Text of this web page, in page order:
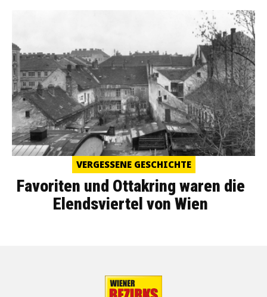
VERGESSENE GESCHICHTE
Favoriten und Ottakring waren die
Elendsviertel von Wien